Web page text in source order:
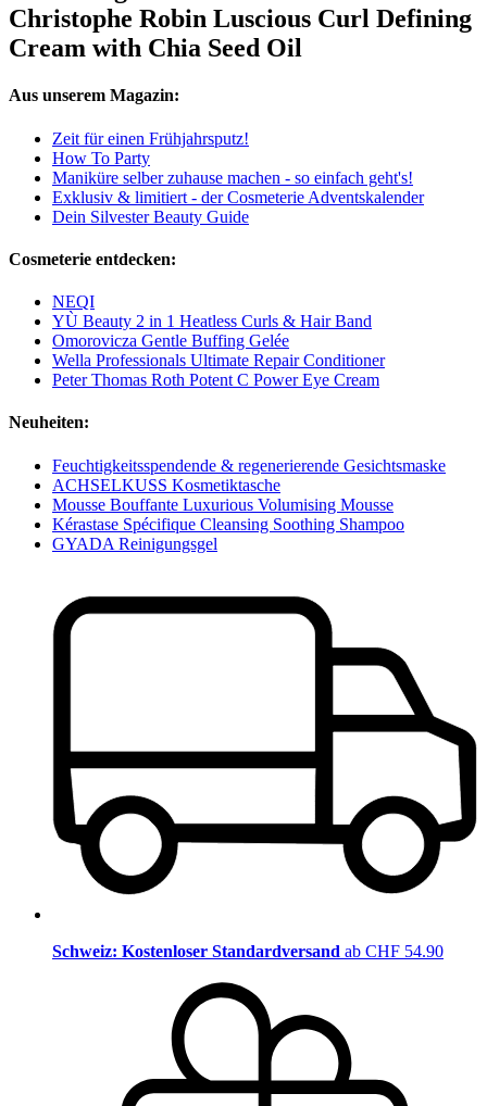
Christophe Robin Luscious Curl Defining
Cream with Chia Seed Oil​
Aus unserem Magazin:
Zeit für einen Frühjahrsputz!
How To Party
Maniküre selber zuhause machen - so einfach geht's!
Exklusiv & limitiert - der Cosmeterie Adventskalender
Dein Silvester Beauty Guide
Cosmeterie entdecken:
NEQI
YÙ Beauty 2 in 1 Heatless Curls & Hair Band
Omorovicza Gentle Buffing Gelée
Wella Professionals Ultimate Repair Conditioner
Peter Thomas Roth Potent C Power Eye Cream
Neuheiten:
Feuchtigkeitsspendende & regenerierende Gesichtsmaske
ACHSELKUSS Kosmetiktasche
Mousse Bouffante Luxurious Volumising Mousse
Kérastase Spécifique Cleansing Soothing Shampoo
GYADA Reinigungsgel
Schweiz: Kostenloser Standardversand ab CHF 54.90